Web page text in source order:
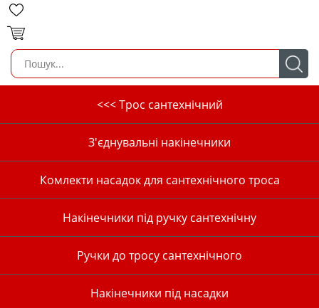
<<< Трос сантехнічний
З'єднувальні накінечники
Комлекти насадок для сантехнічного троса
Накінечники під ручку сантехнічну
Ручки до тросу сантехнічного
Накінечники під насадки